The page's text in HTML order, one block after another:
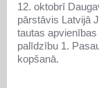
12. oktobrī
pārstāvis Latvijā
tautas
palīdzību 1.
kopšanā.